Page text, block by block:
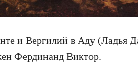
и Вергилий в Аду (Ладья
Фердинанд Виктор.